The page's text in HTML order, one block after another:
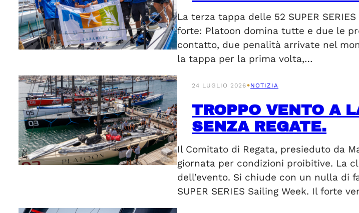
La terza tappa delle 52 SUPER
forte: Platoon domina tutte e due le
contatto, due penalità arrivate nel
la tappa per la prima volta,…
24 LUGLIO 2026•NOTIZIA
TROPPO VENTO A
SENZA REGATE.
Il Comitato di Regata, presieduto da
giornata per condizioni proibitive. La
dell’evento. Si chiude con un nulla di
SUPER SERIES Sailing Week. Il forte